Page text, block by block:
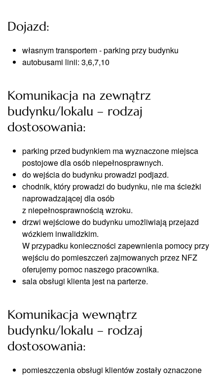
Dojazd:
własnym transportem - parking przy budynku
autobusami linii: 3,6,7,10
Komunikacja na zewnątrz
budynku/lokalu – rodzaj
dostosowania:
parking przed budynkiem ma wyznaczone miejsca
postojowe dla osób niepełnosprawnych.
do wejścia do budynku prowadzi podjazd.
chodnik, który prowadzi do budynku, nie ma ścieżki
naprowadzającej dla osób
z niepełnosprawnością wzroku.
drzwi wejściowe do budynku umożliwiają przejazd
wózkiem inwalidzkim.
W przypadku konieczności zapewnienia pomocy przy
wejściu do pomieszczeń zajmowanych przez NFZ
oferujemy pomoc naszego pracownika.
sala obsługi klienta jest na parterze.
Komunikacja wewnątrz
budynku/lokalu – rodzaj
dostosowania:
pomieszczenia obsługi klientów zostały oznaczone